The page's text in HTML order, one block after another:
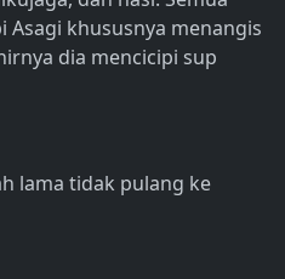
khususnya menangis
dia mencicipi sup
lama tidak pulang ke